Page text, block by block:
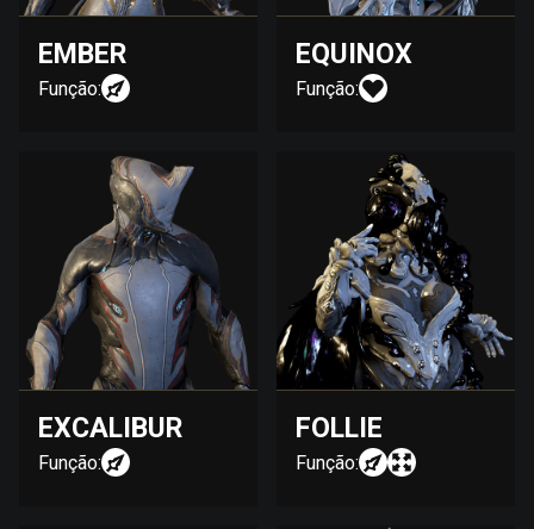
EMBER
Função:
EQUINOX
Função:
EXCALIBUR
Função:
FOLLIE
Função: